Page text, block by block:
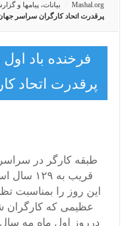
Mashal.org بیانات، پیامها و
پرقدرت اتحاد کارگران سراسر
فرخنده باد
پرقدرت اتحاد
طبقه کارگر در
قریب به
این روز را بمناسبت
عظیمی که کارگران
درروز اول ماه مه سال